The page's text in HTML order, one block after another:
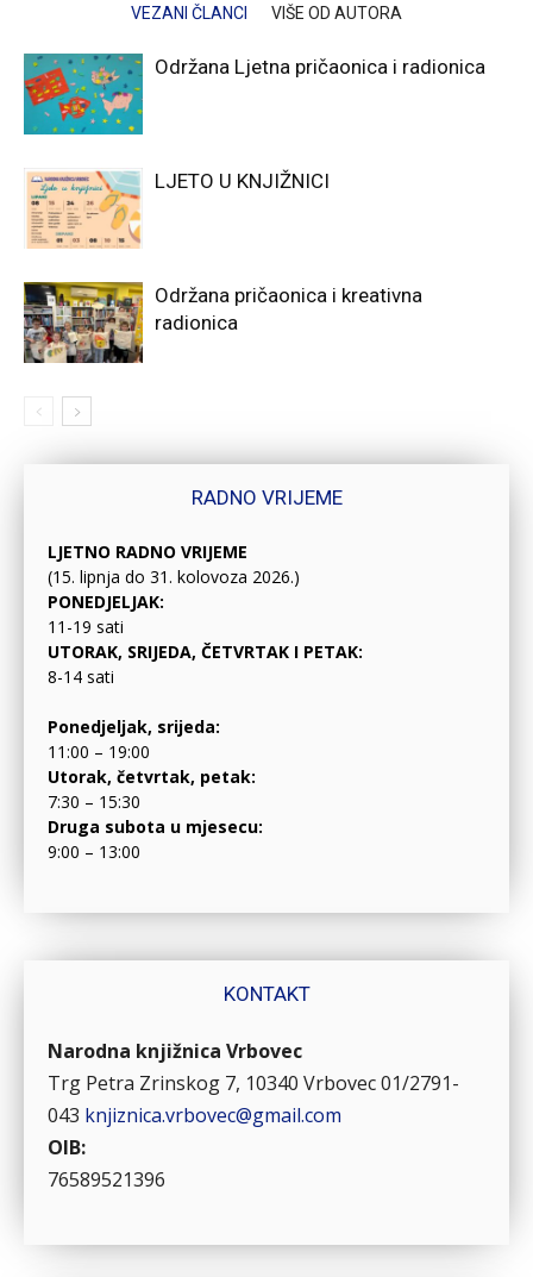
VEZANI ČLANCI VIŠE OD AUTORA
Održana Ljetna pričaonica i radionica
LJETO U KNJIŽNICI
Održana pričaonica i kreativna
radionica
RADNO VRIJEME
LJETNO RADNO VRIJEME
(15. lipnja do 31. kolovoza 2026.)
PONEDJELJAK:
11-19 sati
UTORAK, SRIJEDA, ČETVRTAK I PETAK:
8-14 sati
Ponedjeljak, srijeda:
11:00 – 19:00
Utorak, četvrtak, petak:
7:30 – 15:30
Druga subota u mjesecu:
9:00 – 13:00
KONTAKT
Narodna knjižnica Vrbovec
Trg Petra Zrinskog 7, 10340 Vrbovec01/2791-
043 knjiznica.vrbovec@gmail.com
OIB:
76589521396